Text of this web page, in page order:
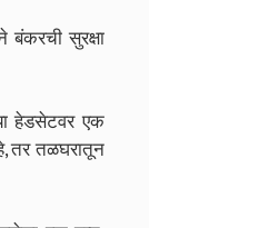
बंकरची सुरक्षा
हेडसेटवर एक
तर तळघरातून